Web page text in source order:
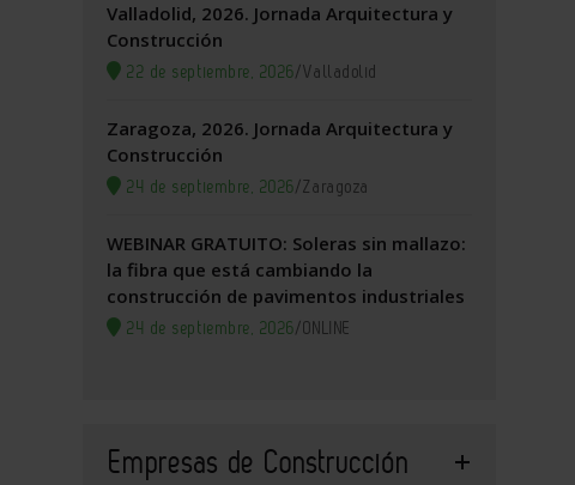
Valladolid, 2026. Jornada Arquitectura y
Construcción
22 de septiembre, 2026/Valladolid
Zaragoza, 2026. Jornada Arquitectura y
Construcción
24 de septiembre, 2026/Zaragoza
WEBINAR GRATUITO: Soleras sin mallazo:
la fibra que está cambiando la
construcción de pavimentos industriales
24 de septiembre, 2026/ONLINE
Empresas de Construcción